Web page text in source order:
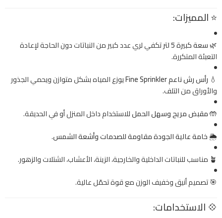
⭐ المميزات:
🌿سعة كبيرة 5 لتر
تكفي لري عدد كبير من النباتات دون الحاجة لإعادة
التعبئة المتكررة.
💧 رأس رش ناعم Fine Sprinkler
يوزع المياه بشكل متوازن ويحمي الجذور
والأوراق من التلف.
🤲مقبض مريح وسهل الحملللاستخدام داخل المنزل أو في الحديقة.
🌦خامة عالية الجودة مقاومة للصدمات وأشعة الشمس.
🪴 مناسب للنباتات الداخلية والخارجية، الزينة، الأعشاب، الشتلات والزهور.
🎯 تصميم أنيق وخفيف الوزن مع قوة تحمّل عالية.
💠 الاستخدامات: